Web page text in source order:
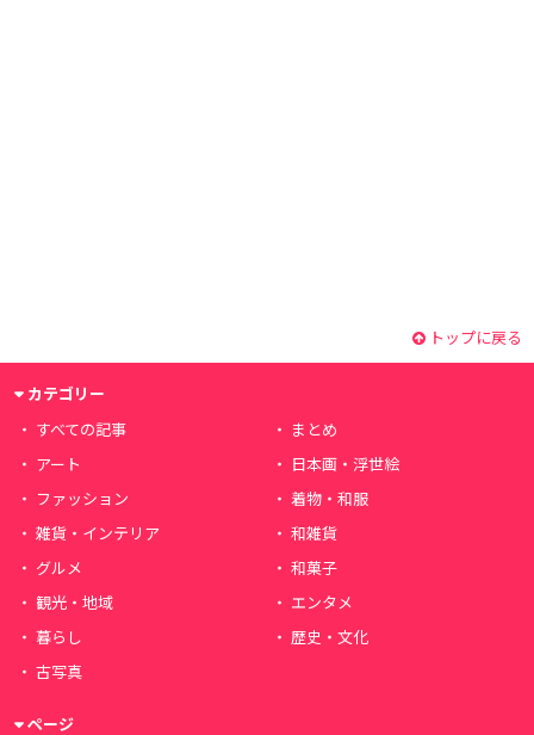
トップに戻る
カテゴリー
すべての記事
まとめ
アート
日本画・浮世絵
ファッション
着物・和服
雑貨・インテリア
和雑貨
グルメ
和菓子
観光・地域
エンタメ
暮らし
歴史・文化
古写真
ページ